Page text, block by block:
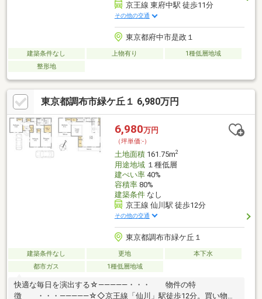
京王線 東府中駅 徒歩11分
その他の交通
東京都府中市是政１
建築条件なし 上物有り
1種低層地域
整形地
東京都調布市緑ケ丘１ 6,980万円
6,980万円
（坪単価:-）
土地面積161.75m2
用途地域１種低層
建ぺい率40%
容積率80%
建築条件なし
京王線 仙川駅 徒歩12分
その他の交通
東京都調布市緑ケ丘１
建築条件なし 更地
本下水
都市ガス
1種低層地域
快適な毎日を演出する☆―――――・・・ 物件の特
徴 ・・・―――――☆◇京王線「仙川」駅徒歩12分。買い物施